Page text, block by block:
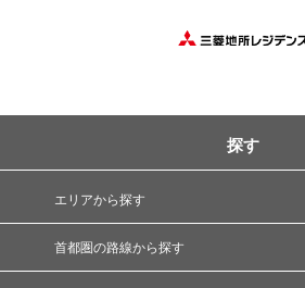
探す
エリアから探す
首都圏の路線から探す